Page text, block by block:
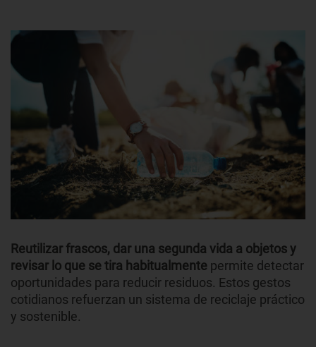
Reutilizar frascos, dar una segunda vida a objetos y
revisar lo que se tira habitualmente permite detectar
oportunidades para reducir residuos. Estos gestos
cotidianos refuerzan un sistema de reciclaje práctico
y sostenible.